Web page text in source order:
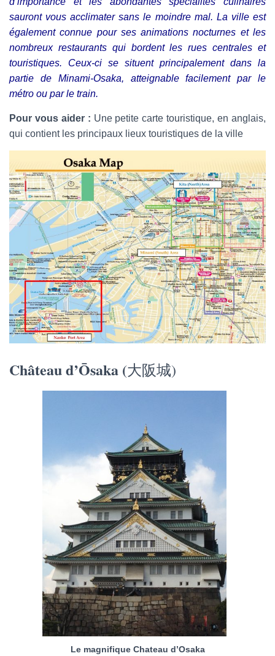
sauront vous acclimater sans le moindre mal. La ville est
également connue pour ses animations nocturnes et les
nombreux restaurants qui bordent les rues centrales et
touristiques. Ceux-ci se situent principalement dans la
partie de Minami-Osaka, atteignable facilement par le
métro ou par le train.
Pour vous aider : Une petite carte touristique, en anglais,
qui contient les principaux lieux touristiques de la ville
Château d’Ōsaka (大阪城)
Le magnifique Chateau d’Osaka